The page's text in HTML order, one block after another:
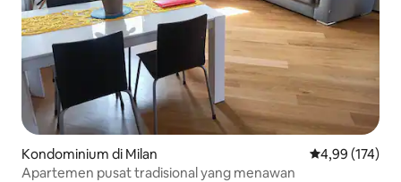
Kondominium di Milan Nilai rata-rata
4,99 (174)
Apartemen pusat tradisional yang menawan